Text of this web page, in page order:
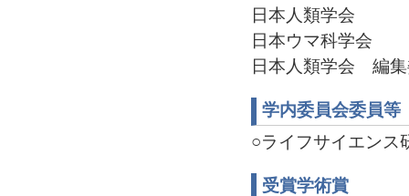
日本人類学会
日本ウマ科学会
日本人類学会 編
学内委員会委員等
○ライフサイエン
受賞学術賞